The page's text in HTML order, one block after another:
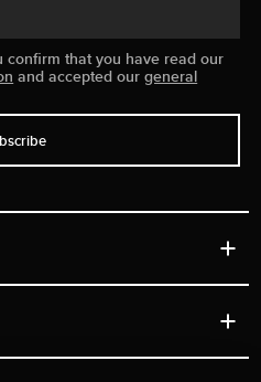
confirm that you have read our
and accepted ourgeneral